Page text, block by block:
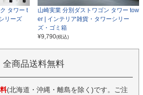
タワー t
リーズ
山崎実業 分別ダストワゴン タワー tow
er | インテリア雑貨・タワーシリー
ズ・ゴミ箱
¥9,790(税込)
全商品送料無料
(北海道・沖縄・離島を除く)です。ご注